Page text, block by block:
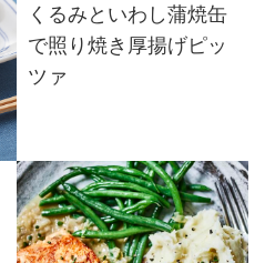
くるみといわし蒲焼缶
で照り焼き厚揚げピッ
ツァ